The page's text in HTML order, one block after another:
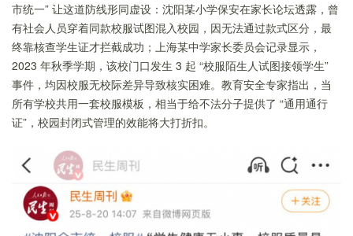
市统一” 让这道防线形同虚设：沈阳某小学保安在家长论坛透露，曾
有社会人员穿着同款校服试图混入校园，因无法通过款式区分，最
终靠核查学生证才拦截成功；上海某中学家长委员会记录显示，
2023 年秋季学期，该校门口发生 3 起 “校服陌生人试图接领学生”
事件，均因校服无校际差异导致核实困难。教育安全专家指出，当
所有学校共用一套校服模板，相当于给不法分子提供了 “通用通行
证”，校园封闭式管理的效能将大打折扣。